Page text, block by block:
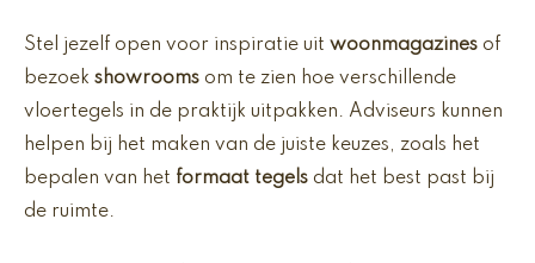
Stel jezelf open voor inspiratie uit woonmagazines of
bezoek showrooms om te zien hoe verschillende
vloertegels in de praktijk uitpakken. Adviseurs kunnen
helpen bij het maken van de juiste keuzes, zoals het
bepalen van het formaat tegels dat het best past bij
de ruimte.